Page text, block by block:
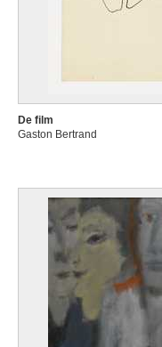
De film
Gaston Bertrand